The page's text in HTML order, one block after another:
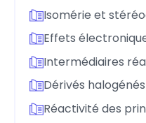
Isomérie et
Effets
Intermédiaires
Dérivés halogénés
Réactivité des